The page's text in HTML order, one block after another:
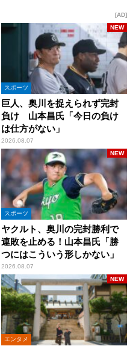
AD
スポーツ
巨人、奥川を捉えられず完封
負け 山本昌氏「今日の負け
は仕方がない」
2026.08.07
NEW
スポーツ
ヤクルト、奥川の完封勝利で
連敗を止める！山本昌氏「勝
つにはこういう形しかない」
2026.08.07
NEW
エンタメ
NEW